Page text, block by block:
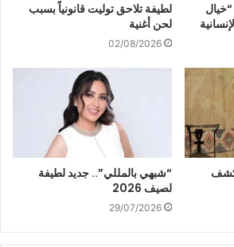
لطيفة تلاحق توليت قانونياً بسبب
لحن أغنية
02/08/2026
“شبهي بالمللي”.. جديد لطيفة
لصيف 2026
29/07/2026